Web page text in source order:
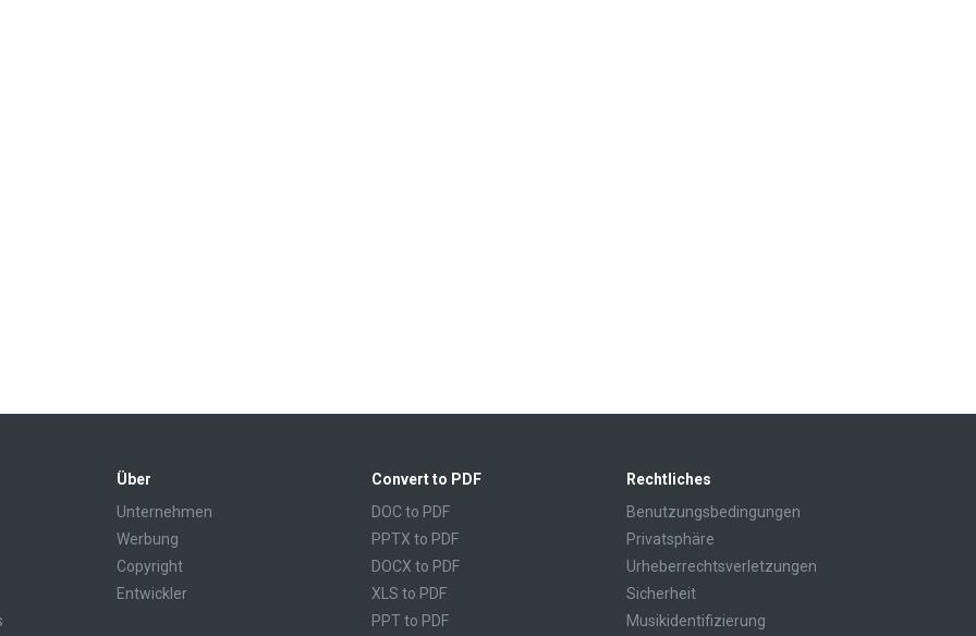
Über
Unternehmen
Werbung
Copyright
Entwickler
Convert to PDF
DOC to PDF
PPTX to PDF
DOCX to PDF
XLS to PDF
PPT to PDF
Rechtliches
Benutzungsbedingungen
Privatsphäre
Urheberrechtsverletzungen
Sicherheit
Musikidentifizierung